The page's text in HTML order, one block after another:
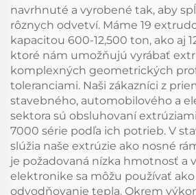
navrhnuté a vyrobené tak, aby
rôznych odvetví. Máme 19
kapacitou 600-12,500 ton, ako aj
ktoré nám umožňujú vyrábať
komplexných geometrických
toleranciami. Naši zákazníci z
stavebného, automobilového a
sektora sú obsluhovaní
7000 série podľa ich potrieb. V
slúžia naše extrúzie ako nosné
je požadovaná nízka hmotnosť a
elektronike sa môžu používať
odvodňovanie tepla. Okrem